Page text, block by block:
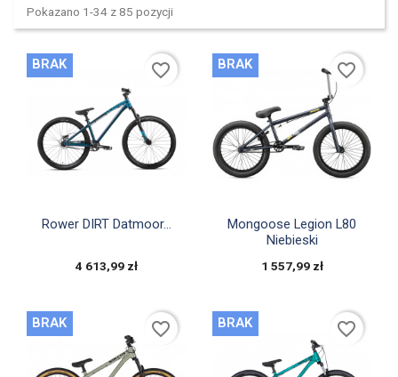
Pokazano 1-34 z 85 pozycji
Szybki podgląd
Rower DIRT Datmoor...
4 613,99 zł
BRAK favorite_border
Szybki podgląd
Mongoose Legion L80
Niebieski
1 557,99 zł
BRAK favorite_border
BRAK favorite_border BRAK favorite_border